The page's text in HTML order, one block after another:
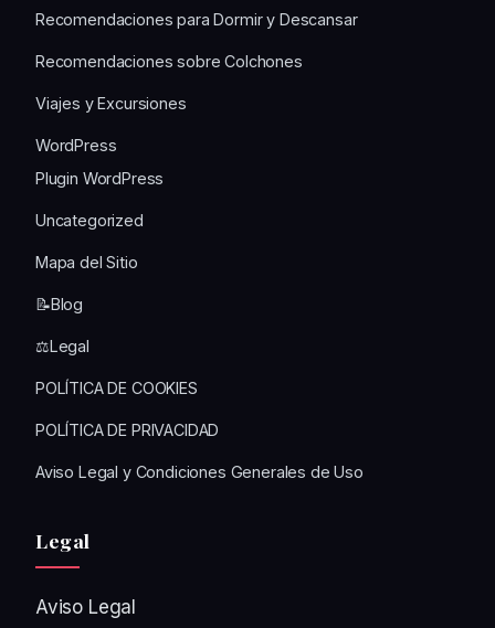
Recomendaciones para Dormir y Descansar
Recomendaciones sobre Colchones
Viajes y Excursiones
WordPress
Plugin WordPress
Uncategorized
Mapa del Sitio
📝Blog
⚖️Legal
POLÍTICA DE COOKIES
POLÍTICA DE PRIVACIDAD
Aviso Legal y Condiciones Generales de Uso
Legal
Aviso Legal